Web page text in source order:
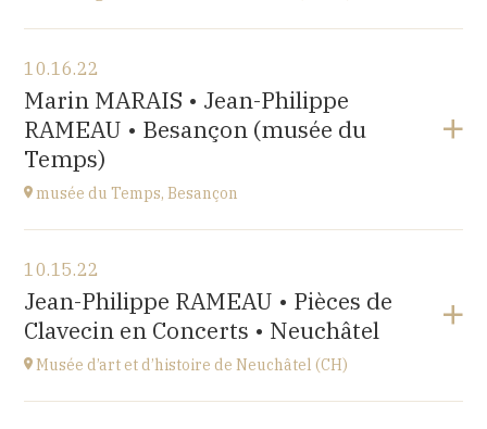
Salle Roger Planchon
54 Boulevard Waldeck Rousseau 42400 St Chamond
at17H
10.16.22
Marin MARAIS • Jean-Philippe
RAMEAU • Besançon (musée du
Temps)
musée du Temps, Besançon
Palais Granvelle, 96 Grande Rue
at15H
10.15.22
Jean-Philippe RAMEAU • Pièces de
Clavecin en Concerts • Neuchâtel
Musée d’art et d’histoire de Neuchâtel (CH)